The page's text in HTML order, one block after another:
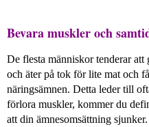
Bevara muskler och
De flesta människor tenderar
och äter på tok för lite mat och
näringsämnen. Detta leder till
förlora muskler, kommer du
att din ämnesomsättning